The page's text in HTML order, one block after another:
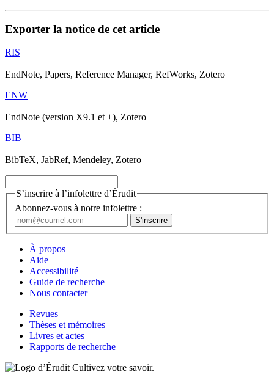
Exporter la notice de cet article
RIS
EndNote, Papers, Reference Manager, RefWorks, Zotero
ENW
EndNote (version X9.1 et +), Zotero
BIB
BibTeX, JabRef, Mendeley, Zotero
S’inscrire à l’infolettre d’Érudit
Abonnez-vous à notre infolettre :
À propos
Aide
Accessibilité
Guide de recherche
Nous contacter
Revues
Thèses et mémoires
Livres et actes
Rapports de recherche
Cultivez votre savoir.